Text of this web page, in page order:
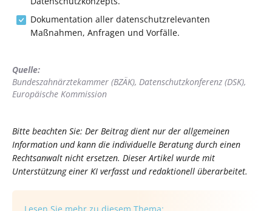
Dokumentation aller datenschutzrelevanten
Maßnahmen, Anfragen und Vorfälle.
Quelle:
Bundeszahnärztekammer (BZÄK), Datenschutzkonferenz (DSK),
Europäische Kommission
Bitte beachten Sie: Der Beitrag dient nur der allgemeinen
Information und kann die individuelle Beratung durch einen
Rechtsanwalt nicht ersetzen. Dieser Artikel wurde mit
Unterstützung einer KI verfasst und redaktionell überarbeitet.
Lesen Sie mehr zu diesem Thema: